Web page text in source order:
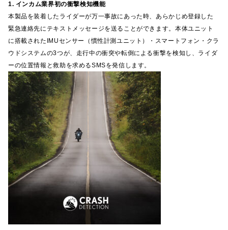
1. インカム業界初の衝撃検知機能
本製品を装着したライダーが万一事故にあった時、あらかじめ登録した
緊急連絡先にテキストメッセージを送ることができます。本体ユニット
に搭載されたIMUセンサー（慣性計測ユニット）・スマートフォン・クラ
ウドシステムの3つが、走行中の衝突や転倒による衝撃を検知し、ライダ
ーの位置情報と救助を求めるSMSを発信します。